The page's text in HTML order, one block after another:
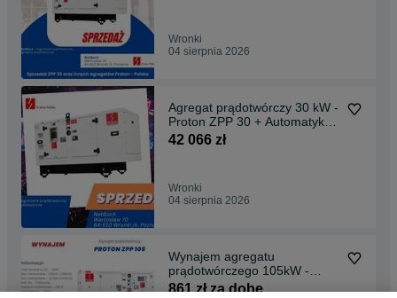
Wronki
04 sierpnia 2026
Agregat prądotwórczy 30 kW -
Proton ZPP 30 + Automatyka
SZR
42 066 zł
Wronki
04 sierpnia 2026
Wynajem agregatu
prądotwórczego 105kW -
Proton ZPP 105
861 zł za dobę